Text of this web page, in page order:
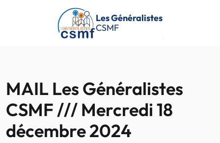
Passer au contenu principal
Les Généralistes
CSMF
MAIL Les Généralistes
CSMF /// Mercredi 18
décembre 2024